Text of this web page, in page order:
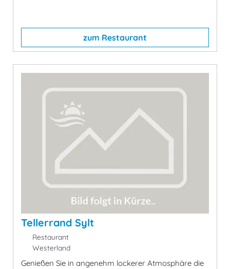
zum Restaurant
Tellerrand Sylt
Restaurant
Westerland
Genießen Sie in angenehm lockerer Atmosphäre die